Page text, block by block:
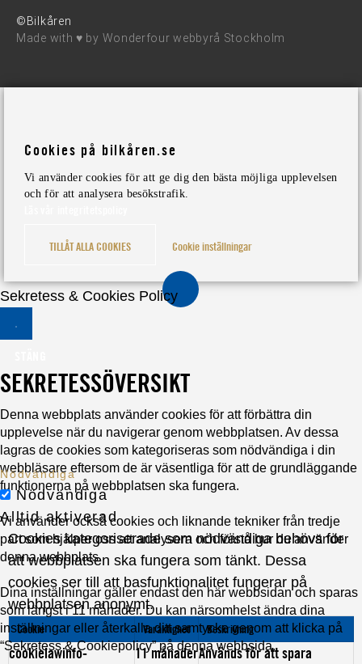
©Bilkåren
Made with ♥ by Wonderfour webbyrå Stockholm
Cookies på bilkåren.se
Vi använder cookies för att ge dig den bästa möjliga upplevelsen
och för att analysera besökstrafik.
TILLÅT ALLA COOKIES Cookie inställningar
Sekretess & Cookies Policy
SEKRETESSÖVERSIKT
Denna webbplats använder cookies för att förbättra din
upplevelse när du navigerar genom webbplatsen. Av dessa
lagras de cookies som kategoriseras som nödvändiga i din
webbläsare eftersom de är väsentliga för att de grundläggande
funktionerna på webbplatsen ska fungera.
Vi använder också cookies och liknande tekniker från tredje
part som hjälper oss att analysera och förstå hur du använder
denna webbplats.
Dina inställningar gäller endast den här webbsidan och sparas
som längst i 11 månader. Du kan närsomhelst ändra dina
inställningar eller återkalla ditt samtycke genom att klicka på
“Sekretess & Cookiepolicy” på denna webbsida.
Nödvändiga
Nödvändiga
Alltid aktiverad
Cookies kategoriserade som nödvändiga behövs för
att webbplatsen ska fungera som tänkt. Dessa
cookies ser till att basfunktionalitet fungerar på
webbplatsen anonymt.
Cookie Varaktighet Beskrivning
cookielawinfo-
11 månaderAnvänds för att spara